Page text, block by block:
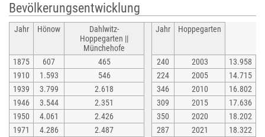
Bevölkerungsentwicklung
Jahr Hönow
Dahlwitz-
Hoppegarten ||
Münchehofe
Jahr Hoppegarten
1875 607 465 240 2003
13.958
1910
1.593 546 224 2005
14.715
1939
3.799 2.618 346 2010
16.802
1946
3.544 2.351 309 2015
17.636
1950
4.061 2.426 350 2020
18.202
1971
4.286 2.487 287 2021
18.322